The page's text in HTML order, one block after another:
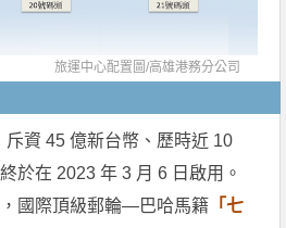
旅運中心配置圖/高雄港務分公司
斥資 45 億新台幣、歷時近 10
於在 2023 年 3 月 6 日啟用。
國際頂級郵輪—巴哈馬籍 「七